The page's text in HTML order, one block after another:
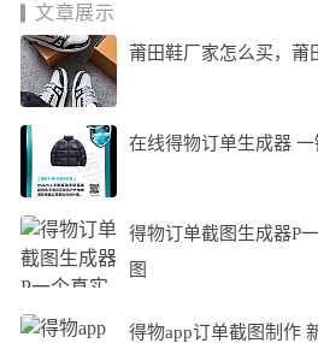
文章展示
莆田鞋厂家怎么买，莆
在线得物订单生成器
得物订单截图生成器P
图
得物app订单截图制作